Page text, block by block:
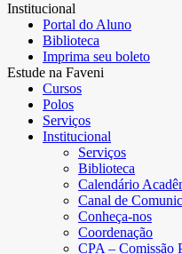
Institucional
Portal do Aluno
Biblioteca
Imprima seu boleto
Estude na Faveni
Cursos
Polos
Serviços
Institucional
Serviços
Biblioteca
Calendário
Canal de
Conheça-nos
Coordenação
CPA – Comissão